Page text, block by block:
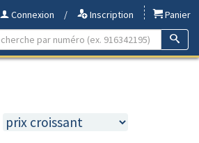
Connexion / Inscription
Panier